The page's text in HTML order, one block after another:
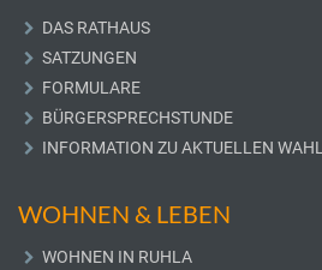
DAS RATHAUS
SATZUNGEN
FORMULARE
BÜRGERSPRECHSTUNDE
INFORMATION ZU AKTUELLEN
WOHNEN & LEBEN
WOHNEN IN RUHLA